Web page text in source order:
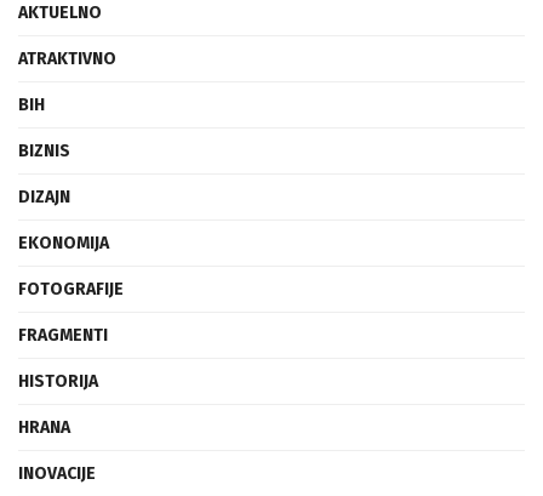
AKTUELNO
ATRAKTIVNO
BIH
BIZNIS
DIZAJN
EKONOMIJA
FOTOGRAFIJE
FRAGMENTI
HISTORIJA
HRANA
INOVACIJE